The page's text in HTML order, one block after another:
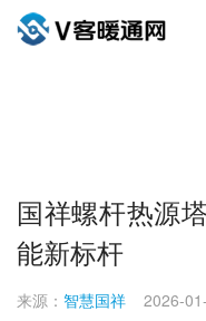
国祥螺杆热源
能新标杆
来源： 智慧国祥 2026-